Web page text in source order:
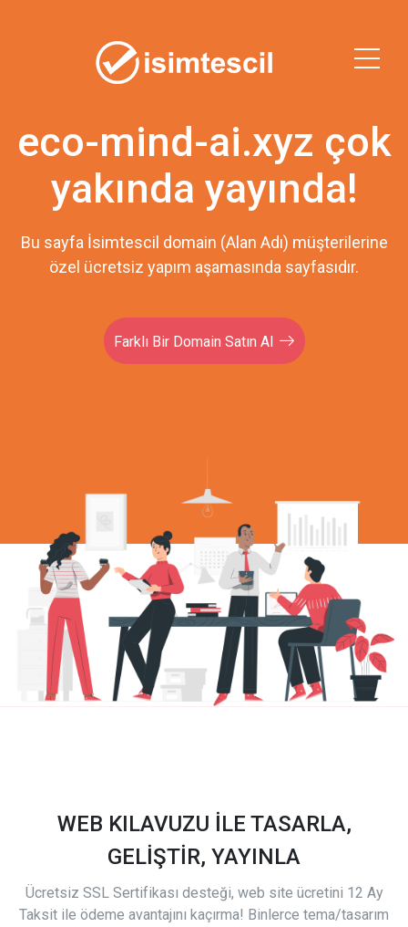
eco-mind-ai.xyz çok
yakında yayında!
Bu sayfa İsimtescil domain (Alan Adı) müşterilerine
özel ücretsiz yapım aşamasında sayfasıdır.
Farklı Bir Domain Satın Al
WEB KILAVUZU İLE TASARLA,
GELİŞTİR, YAYINLA
Ücretsiz SSL Sertifikası desteği, web site ücretini 12 Ay
Taksit ile ödeme avantajını kaçırma! Binlerce tema/tasarım